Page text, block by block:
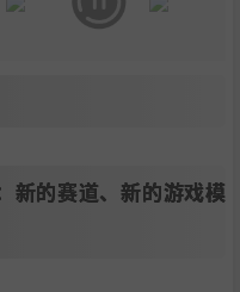
新的赛道、新的游戏模